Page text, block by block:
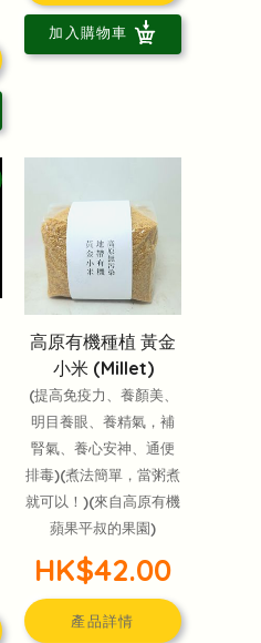
加入購物車
高原有機種植 黃金
小米 (Millet)
(提高免疫力、養顏美、
明目養眼、養精氣，補
腎氣、養心安神、通便
排毒)(煮法簡單，當粥煮
就可以！)(來自高原有機
蘋果平叔的果園)
HK$42.00
產品詳情